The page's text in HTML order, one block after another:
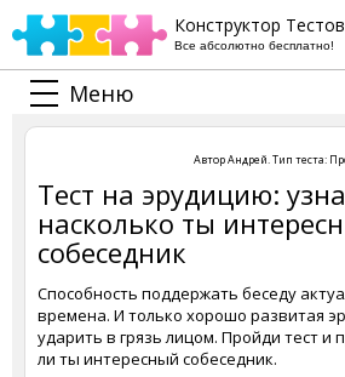
Конструктор
Все абсолютно бесплатно!
Меню
АвторАндрей. Тип теста:
Тест на эрудицию:
насколько ты
собеседник
Способность поддержать беседу
времена. И только хорошо развитая
ударить в грязь лицом. Пройди тест и
ли ты интересный собеседник.